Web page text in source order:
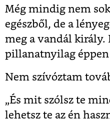
Még mindig nem
egészből, de a
meg a vandál király.
pillanatnyilag
Nem szívóztam
„És mit szólsz te
lehetsz te az én